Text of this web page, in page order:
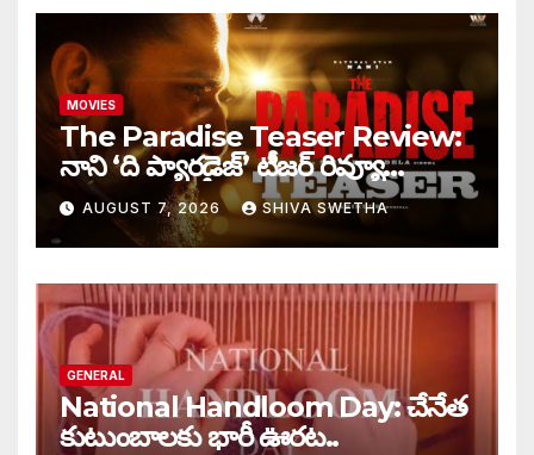
MOVIES
The Paradise Teaser Review:
నాని ‘ది ప్యారడైజ్’ టీజర్ రివ్యూ…
AUGUST 7, 2026 SHIVA SWETHA
GENERAL
National Handloom Day: చేనేత
కుటుంబాలకు భారీ ఊరట..